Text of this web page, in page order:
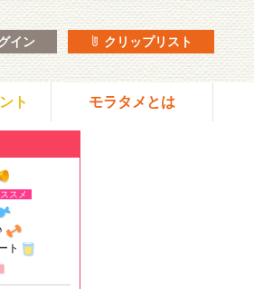
イン クリップリスト
ト モラタメとは
スメ
ト